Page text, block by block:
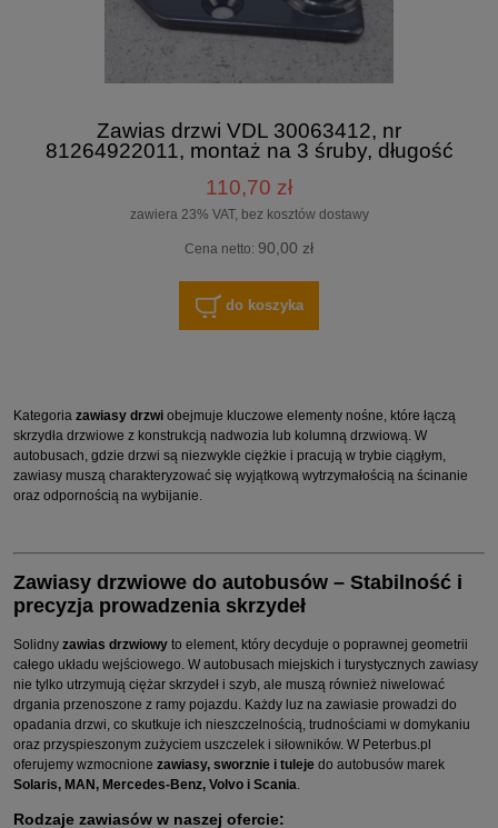
Zawias drzwi VDL 30063412, nr
81264922011, montaż na 3 śruby, długość
90 mm, szerokość 45 mm,
110,70 zł
zawiera 23% VAT, bez kosztów dostawy
Cena netto: 90,00 zł
do koszyka
Kategoria zawiasy drzwi obejmuje kluczowe elementy nośne, które łączą
skrzydła drzwiowe z konstrukcją nadwozia lub kolumną drzwiową. W
autobusach, gdzie drzwi są niezwykle ciężkie i pracują w trybie ciągłym,
zawiasy muszą charakteryzować się wyjątkową wytrzymałością na ścinanie
oraz odpornością na wybijanie.
Zawiasy drzwiowe do autobusów – Stabilność i
precyzja prowadzenia skrzydeł
Solidny zawias drzwiowy to element, który decyduje o poprawnej geometrii
całego układu wejściowego. W autobusach miejskich i turystycznych zawiasy
nie tylko utrzymują ciężar skrzydeł i szyb, ale muszą również niwelować
drgania przenoszone z ramy pojazdu. Każdy luz na zawiasie prowadzi do
opadania drzwi, co skutkuje ich nieszczelnością, trudnościami w domykaniu
oraz przyspieszonym zużyciem uszczelek i siłowników. W Peterbus.pl
oferujemy wzmocnione zawiasy, sworznie i tuleje do autobusów marek
Solaris, MAN, Mercedes-Benz, Volvo i Scania.
Rodzaje zawiasów w naszej ofercie: